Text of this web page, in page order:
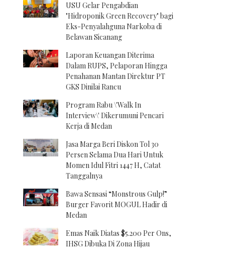
USU Gelar Pengabdian
"Hidroponik Green Recovery" bagi
Eks-Penyalahguna Narkoba di
Belawan Sicanang
Laporan Keuangan Diterima
Dalam RUPS, Pelaporan Hingga
Penahanan Mantan Direktur PT
GKS Dinilai Rancu
Program Rabu \'Walk In
Interview\' Dikerumuni Pencari
Kerja di Medan
Jasa Marga Beri Diskon Tol 30
Persen Selama Dua Hari Untuk
Momen Idul Fitri 1447 H, Catat
Tanggalnya
Bawa Sensasi “Monstrous Gulp!”
Burger Favorit MOGUL Hadir di
Medan
Emas Naik Diatas $5.200 Per Ons,
IHSG Dibuka Di Zona Hijau